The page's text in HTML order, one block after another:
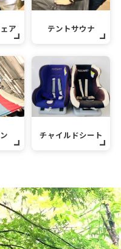
ア テントサウナ
チャイルドシート